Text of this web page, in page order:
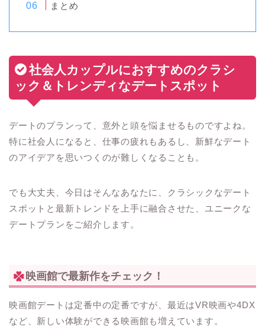
まとめ
社会人カップルにおすすめのクラシ
ック＆トレンディなデートスポット
デートのプランって、意外と頭を悩ませるものですよね。
特に社会人になると、仕事の疲れもあるし、新鮮なデート
のアイデアを思いつくのが難しくなることも。
でも大丈夫、今日はそんなあなたに、クラシックなデート
スポットと最新トレンドを上手に融合させた、ユニークな
デートプランをご紹介します。
映画館で最新作をチェック！
映画館デートは定番中の定番ですが、最近はVR映画や4DX
など、新しい体験ができる映画館も増えています。